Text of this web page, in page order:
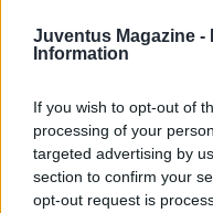
Juventus Magazine -
Information
If you wish to opt-out of
processing of your
targeted advertising by
section to confirm your
opt-out request is
Matteo Moretto,
canale Youtube di
Spalletti, ma per i costi
percorribile".